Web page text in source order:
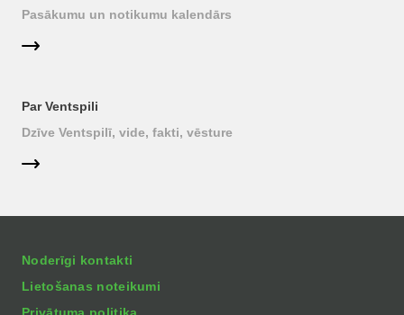
Pasākumu un notikumu kalendārs
Par Ventspili
Dzīve Ventspilī, vide, fakti, vēsture
Noderīgi kontakti
Lietošanas noteikumi